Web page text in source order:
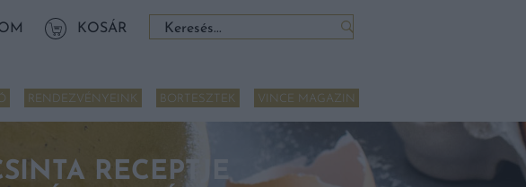
KOSÁR Keresés:
RENDEZVÉNYEINK BORTESZTEK VINCE MAGAZIN
RECEPTJE